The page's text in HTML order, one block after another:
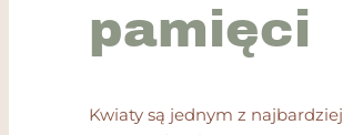
pamięci
Kwiaty są jednym z najbardziej